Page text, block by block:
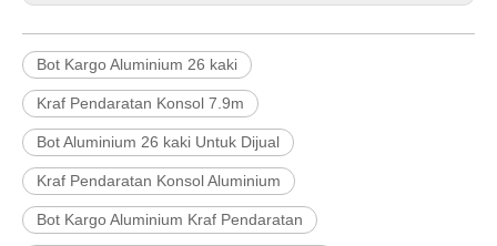
Bot Kargo Aluminium 26 kaki
Kraf Pendaratan Konsol 7.9m
Bot Aluminium 26 kaki Untuk Dijual
Kraf Pendaratan Konsol Aluminium
Bot Kargo Aluminium Kraf Pendaratan